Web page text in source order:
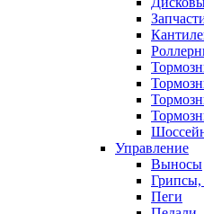
Управление
Выносы
Грипсы,
Пеги